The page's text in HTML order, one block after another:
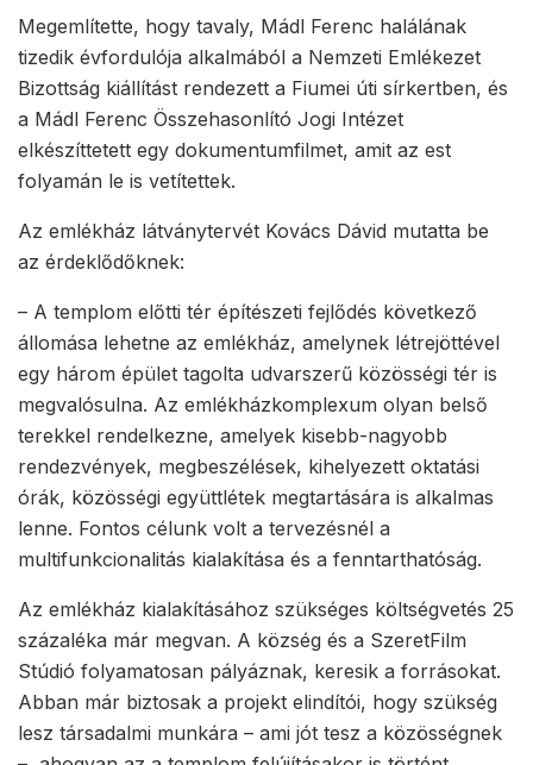
Megemlítette, hogy tavaly, Mádl Ferenc halálának
tizedik évfordulója alkalmából a Nemzeti Emlékezet
Bizottság kiállítást rendezett a Fiumei úti sírkertben, és
a Mádl Ferenc Összehasonlító Jogi Intézet
elkészíttetett egy dokumentumfilmet, amit az est
folyamán le is vetítettek.
Az emlékház látványtervét Kovács Dávid mutatta be
az érdeklődőknek:
– A templom előtti tér építészeti fejlődés következő
állomása lehetne az emlékház, amelynek létrejöttével
egy három épület tagolta udvarszerű közösségi tér is
megvalósulna. Az emlékházkomplexum olyan belső
terekkel rendelkezne, amelyek kisebb-nagyobb
rendezvények, megbeszélések, kihelyezett oktatási
órák, közösségi együttlétek megtartására is alkalmas
lenne. Fontos célunk volt a tervezésnél a
multifunkcionalitás kialakítása és a fenntarthatóság.
Az emlékház kialakításához szükséges költségvetés 25
százaléka már megvan. A község és a SzeretFilm
Stúdió folyamatosan pályáznak, keresik a forrásokat.
Abban már biztosak a projekt elindítói, hogy szükség
lesz társadalmi munkára – ami jót tesz a közösségnek